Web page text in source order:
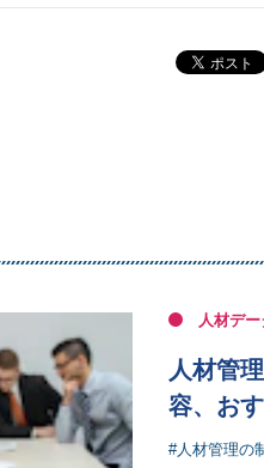
人材デ
人材管
容、お
#人材管理の